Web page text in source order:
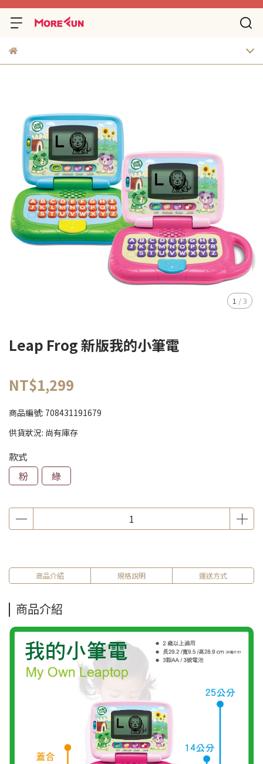
1 /3
Leap Frog 新版我的小筆電
NT$1,299
商品編號: 708431191679
供貨狀況: 尚有庫存
款式
粉
綠
商品介紹 規格說明 運送方式
商品介紹